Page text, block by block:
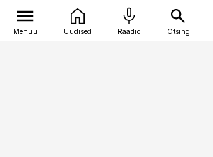
Menüü Uudised Raadio Otsing